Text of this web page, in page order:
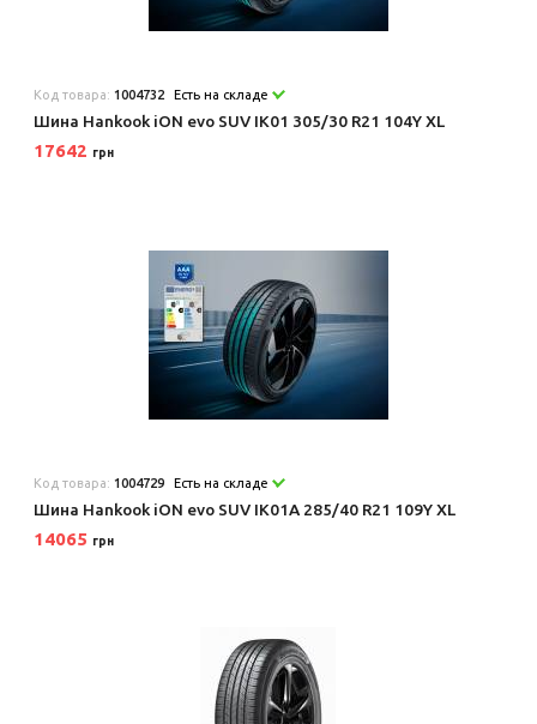
Код товара: 1004732 Есть на складе
Шина Hankook iON evo SUV IK01 305/30 R21 104Y XL
17642 грн
Код товара: 1004729 Есть на складе
Шина Hankook iON evo SUV IK01A 285/40 R21 109Y XL
14065 грн